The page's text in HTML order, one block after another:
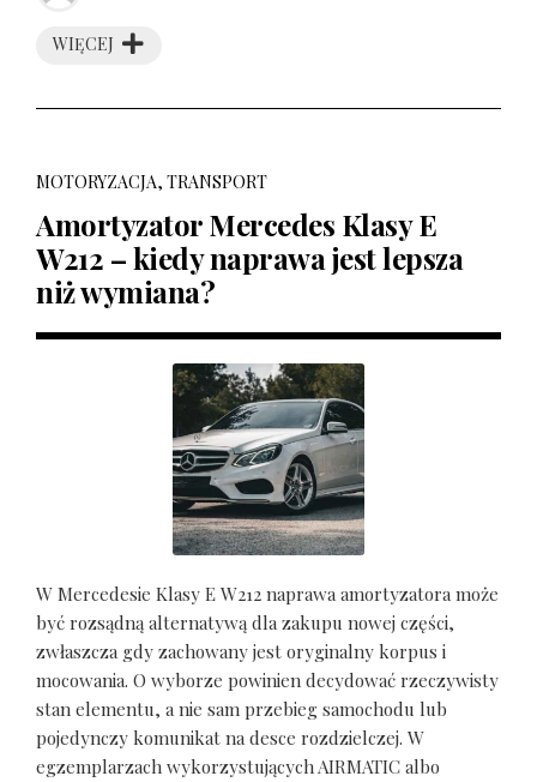
WIĘCEJ
MOTORYZACJA, TRANSPORT
Amortyzator Mercedes Klasy E
W212 – kiedy naprawa jest lepsza
niż wymiana?
W Mercedesie Klasy E W212 naprawa amortyzatora może
być rozsądną alternatywą dla zakupu nowej części,
zwłaszcza gdy zachowany jest oryginalny korpus i
mocowania. O wyborze powinien decydować rzeczywisty
stan elementu, a nie sam przebieg samochodu lub
pojedynczy komunikat na desce rozdzielczej. W
egzemplarzach wykorzystujących AIRMATIC albo